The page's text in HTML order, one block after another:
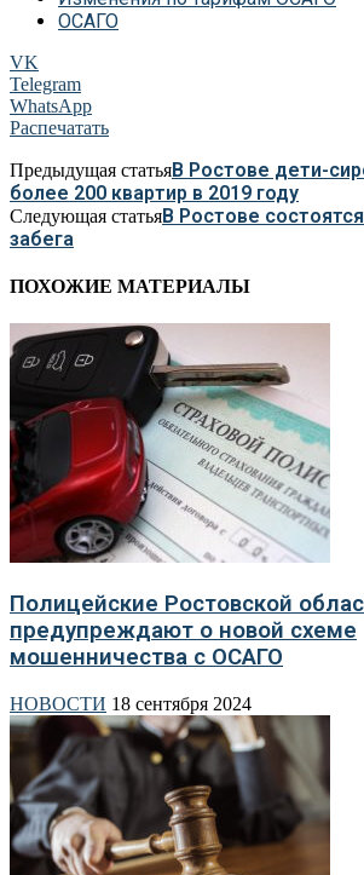
ОСАГО
VK
Telegram
WhatsApp
Распечатать
Предыдущая статьяВ Ростове дети-
более 200 квартир в 2019 году
Следующая статьяВ Ростове
забега
ПОХОЖИЕ МАТЕРИАЛЫ
Полицейские Ростовской
предупреждают о новой схеме
мошенничества с ОСАГО
НОВОСТИ 18 сентября 2024